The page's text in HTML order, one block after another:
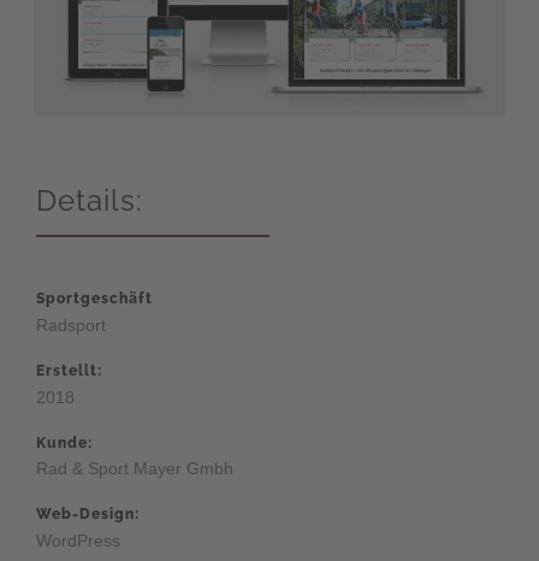
Details:
Sportgeschäft
Radsport
Erstellt:
2018
Kunde:
Rad & Sport Mayer Gmbh
Web-Design:
WordPress